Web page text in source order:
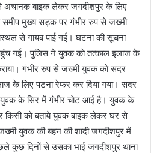
से अचानक बाइक लेकर जगदीशपुर के लिए
मुख्य सड़क पर गंभीर रुप से जख्मी
से गायब पाई गई। घटना की सूचना
गई। पुलिस ने युवक काे तत्काल इलाज के
गंभीर रुप से जख्मी युवक काे सदर
के लिए पटना रेफर कर दिया गया। सदर
युवक के सिर में गंभीर चाेट आई है। युवक के
किसी काे बताये युवक बाइक लेकर घर से
युवक की बहन की शादी जगदीशपुर में
कुछ दिनाें से उसका भाई जगदीशपुर थाना